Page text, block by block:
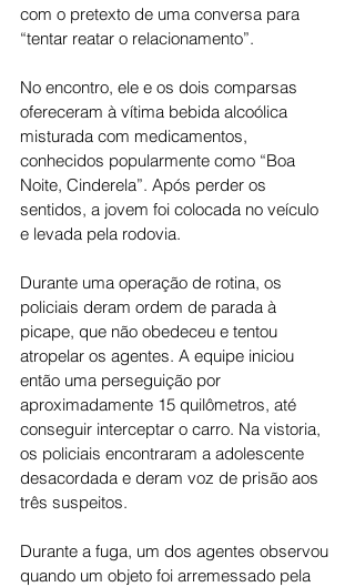
com o pretexto de uma conversa para
“tentar reatar o relacionamento”.
No encontro, ele e os dois comparsas
ofereceram à vítima bebida alcoólica
misturada com medicamentos,
conhecidos popularmente como “Boa
Noite, Cinderela”. Após perder os
sentidos, a jovem foi colocada no veículo
e levada pela rodovia.
Durante uma operação de rotina, os
policiais deram ordem de parada à
picape, que não obedeceu e tentou
atropelar os agentes. A equipe iniciou
então uma perseguição por
aproximadamente 15 quilômetros, até
conseguir interceptar o carro. Na vistoria,
os policiais encontraram a adolescente
desacordada e deram voz de prisão aos
três suspeitos.
Durante a fuga, um dos agentes observou
quando um objeto foi arremessado pela